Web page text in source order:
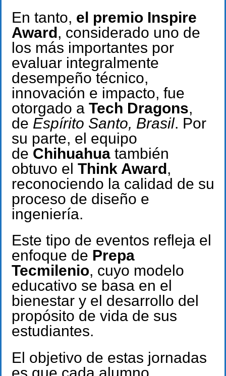
En tanto, el premio Inspire
Award, considerado uno de
los más importantes por
evaluar integralmente
desempeño técnico,
innovación e impacto, fue
otorgado a Tech Dragons,
de Espírito Santo, Brasil. Por
su parte, el equipo
de Chihuahua también
obtuvo el Think Award,
reconociendo la calidad de su
proceso de diseño e
ingeniería.
Este tipo de eventos refleja el
enfoque de Prepa
Tecmilenio, cuyo modelo
educativo se basa en el
bienestar y el desarrollo del
propósito de vida de sus
estudiantes.
El objetivo de estas jornadas
es que cada alumno